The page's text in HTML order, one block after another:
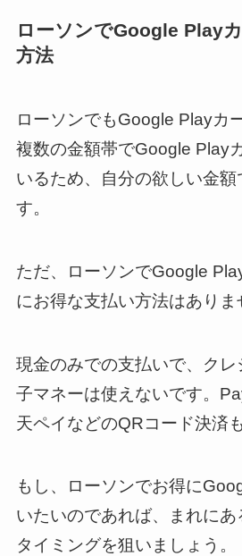
ローソンでGoogle Play
方法
ローソンでもGoogle Playカ
複数の金額帯でGoogle Play
いるため、自分の欲しい金
す。
ただ、ローソンでGoogle
にお得な支払い方法はありま
現金のみでの支払いで、ク
子マネーは使えないです。
天ペイなどのQRコード決済
もし、ローソンでお得に
いたいのであれば、まれに
タイミングを狙いましょう。